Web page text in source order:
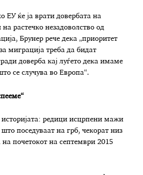
ЕУ ќе ја врати довербата на
на растечко незадоволство од
Брунер рече дека „приоритет
миграција треба да бидат
доверба кај луѓето дека имаме
се случува во Европа“.
историјата: редици исцрпени мажи
поседуваат на грб, чекорат низ
почетокот на септември 2015